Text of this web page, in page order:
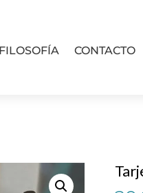
FILOSOFÍA CONTACTO